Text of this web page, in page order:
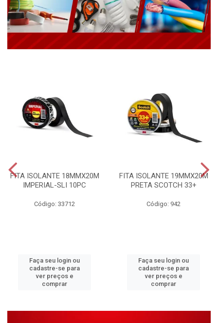
FITA ISOLANTE 18MMX20M
IMPERIAL-SLI 10PC
Código: 33712
Faça seu login ou
cadastre-se para
ver preços e
comprar
FITA ISOLANTE 19MMX20M
PRETA SCOTCH 33+
Código: 942
Faça seu login ou
cadastre-se para
ver preços e
comprar